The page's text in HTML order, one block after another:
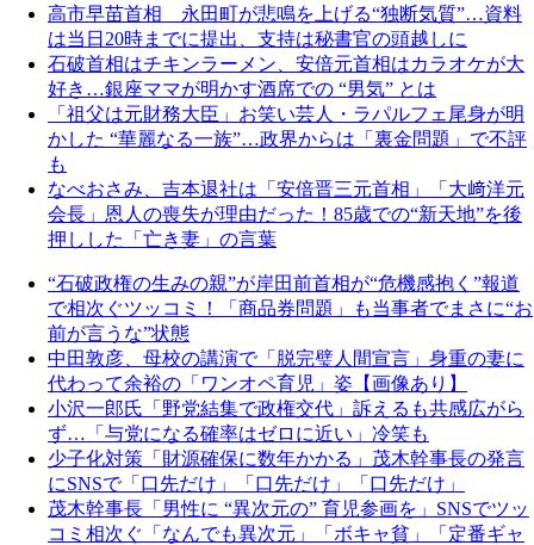
高市早苗首相 永田町が悲鳴を上げる“独断気質”…資料
は当日20時までに提出、支持は秘書官の頭越しに
石破首相はチキンラーメン、安倍元首相はカラオケが大
好き…銀座ママが明かす酒席での “男気” とは
「祖父は元財務大臣」お笑い芸人・ラパルフェ尾身が明
かした “華麗なる一族”…政界からは「裏金問題」で不評
も
なべおさみ、吉本退社は「安倍晋三元首相」「大﨑洋元
会長」恩人の喪失が理由だった！85歳での“新天地”を後
押しした「亡き妻」の言葉
“石破政権の生みの親”が岸田前首相が“危機感抱く”報道
で相次ぐツッコミ！「商品券問題」も当事者でまさに“お
前が言うな”状態
中田敦彦、母校の講演で「脱完璧人間宣言」身重の妻に
代わって余裕の「ワンオペ育児」姿【画像あり】
小沢一郎氏「野党結集で政権交代」訴えるも共感広がら
ず…「与党になる確率はゼロに近い」冷笑も
少子化対策「財源確保に数年かかる」茂木幹事長の発言
にSNSで「口先だけ」「口先だけ」「口先だけ」
茂木幹事長「男性に “異次元の” 育児参画を」SNSでツッ
コミ相次ぐ「なんでも異次元」「ボキャ貧」「定番ギャ